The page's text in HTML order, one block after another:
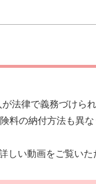
法律で義務づけられ
料の納付方法も異な
しい動画をご覧いた